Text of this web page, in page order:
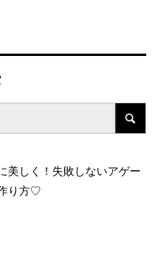
美しく！失敗しないアゲー
り方♡